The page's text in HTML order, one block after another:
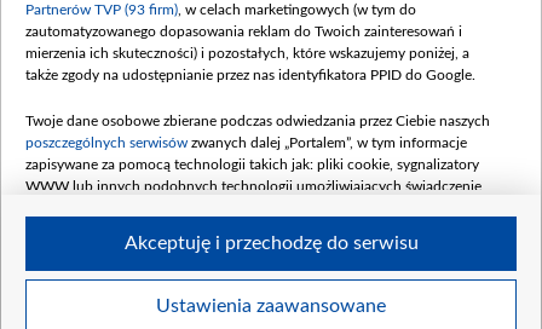
Dofinansowanie 900 000 000,00 PLN
Data podpisania umowy: LUTY 2026 (wpłata
kwiecień 180 mln, 7 maja 180 mln, 8
czerwca 90 mln)
Dofinansowanie 250 000 000,00 PLN
4 sierpnia 250 mln
Partnerów TVP (93 firm) , w celach marketingowych (w tym do
zautomatyzowanego dopasowania reklam do Twoich zainteresowań i
mierzenia ich skuteczności) i pozostałych, które wskazujemy poniżej, a
także zgody na udostępnianie przez nas identyfikatora PPID do Google.
Twoje dane osobowe zbierane podczas odwiedzania przez Ciebie naszych
poszczególnych serwisów zwanych dalej „Portalem”, w tym informacje
zapisywane za pomocą technologii takich jak: pliki cookie, sygnalizatory
WWW lub innych podobnych technologii umożliwiających świadczenie
Twoje dane osobowe zbierane podczas odwiedzania przez Ciebie
Ustawienia zaawansowane
Akceptuję i przechodzę do serwisu